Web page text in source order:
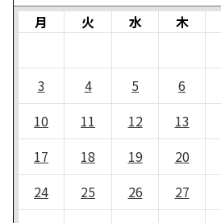
月 火 水 木
3
4 5 6
10
11 12 13
17
18 19 20
24
25 26 27